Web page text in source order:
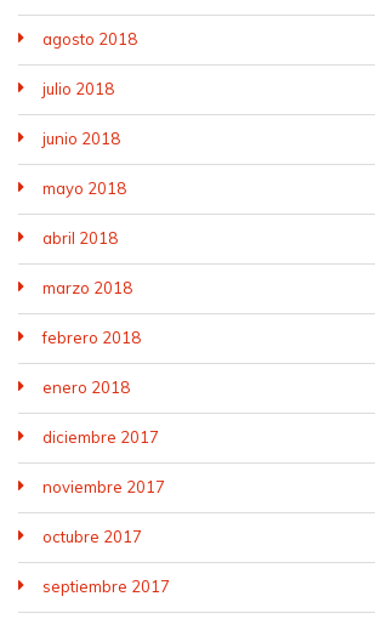
agosto 2018
julio 2018
junio 2018
mayo 2018
abril 2018
marzo 2018
febrero 2018
enero 2018
diciembre 2017
noviembre 2017
octubre 2017
septiembre 2017